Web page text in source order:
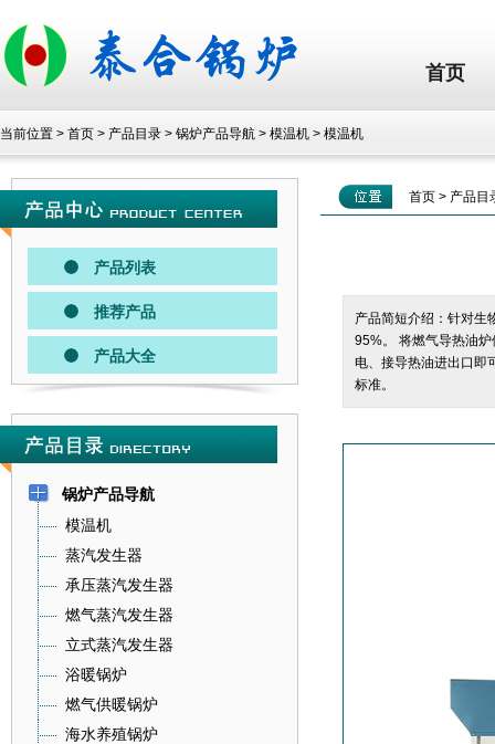
首页
当前位置 > 首页 > 产品目录 > 锅炉产品导航 > 模温机 > 模温机
产品列表
推荐产品
产品大全
锅炉产品导航
模温机
蒸汽发生器
承压蒸汽发生器
燃气蒸汽发生器
立式蒸汽发生器
浴暖锅炉
燃气供暖锅炉
海水养殖锅炉
首页 > 产品目
产品简短介绍：针对
95%。 将燃气导热油
电、接导热油进出口即
标准。